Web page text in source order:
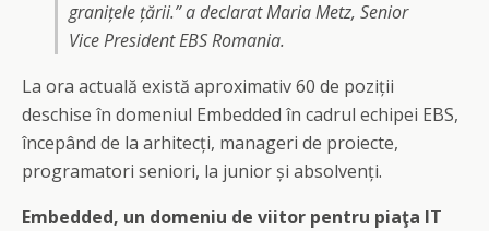
granițele țării.” a declarat Maria Metz, Senior
Vice President EBS Romania.
La ora actuală există aproximativ 60 de poziții
deschise în domeniul Embedded în cadrul echipei EBS,
începând de la arhitecți, manageri de proiecte,
programatori seniori, la junior și absolvenți.
Embedded, un domeniu de viitor pentru piaţa IT